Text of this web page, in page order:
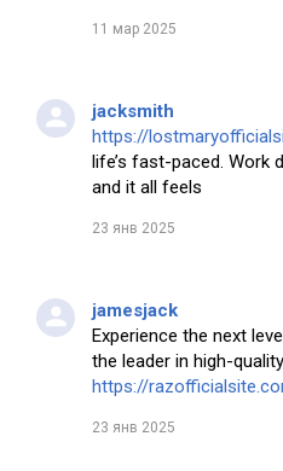
11 мар 2025
jacksmith
https://
life’s fast-paced. Work
and it all feels
23 янв 2025
jamesjack
Experience the next
the leader in high-
https://
23 янв 2025